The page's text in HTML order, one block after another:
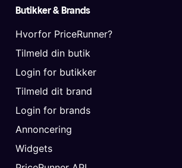
Butikker & Brands
Hvorfor PriceRunner?
Tilmeld din butik
Login for butikker
Tilmeld dit brand
Login for brands
Annoncering
Widgets